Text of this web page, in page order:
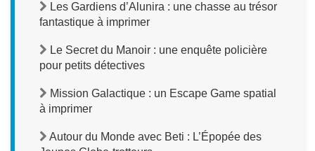
Les Gardiens d’Alunira : une chasse au trésor
fantastique à imprimer
Le Secret du Manoir : une enquête policière
pour petits détectives
Mission Galactique : un Escape Game spatial
à imprimer
Autour du Monde avec Beti : L’Épopée des